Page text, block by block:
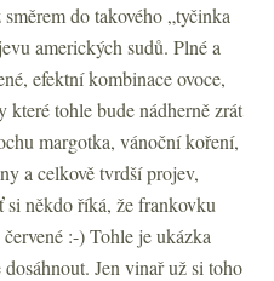
do takového „tyčinka
amerických sudů. Plné a
efektní kombinace ovoce,
tohle bude nádherně zrát
margotka, vánoční koření,
a celkově tvrdší projev,
si někdo říká, že frankovku
:-) Tohle je ukázka
Jen vinař už si toho